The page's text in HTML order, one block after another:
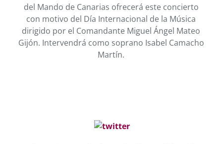
del Mando de Canarias ofrecerá este concierto
con motivo del Día Internacional de la Música
dirigido por el Comandante Miguel Ángel Mateo
Gijón. Intervendrá como soprano Isabel Camacho
Martín.